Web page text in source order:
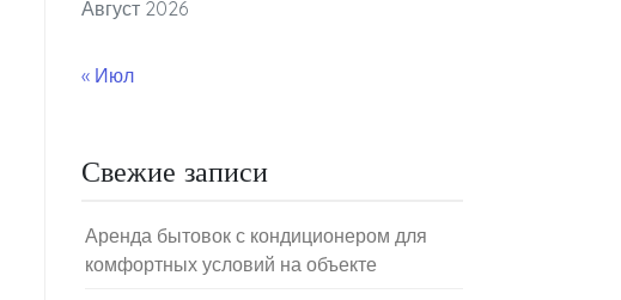
Август 2026
« Июл
Свежие записи
Аренда бытовок с кондиционером для
комфортных условий на объекте